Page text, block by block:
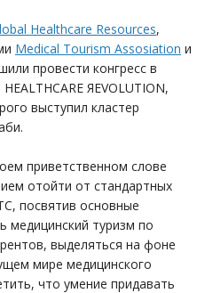
Healthcare Resources,
Medical Tourism Assosiation и
провести конгресс в
ЯEVOLUTION,
выступил кластер
приветственном слове
отойти от стандартных
посвятив основные
медицинский туризм по
выделяться на фоне
мире медицинского
что умение придавать